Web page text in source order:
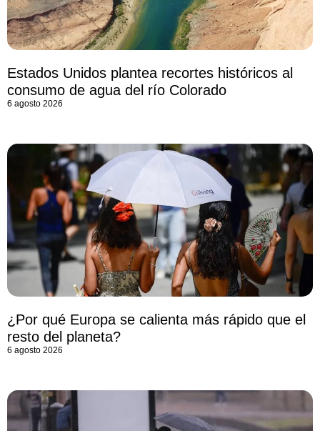
Estados Unidos plantea recortes históricos al
consumo de agua del río Colorado
6 agosto 2026
¿Por qué Europa se calienta más rápido que el
resto del planeta?
6 agosto 2026